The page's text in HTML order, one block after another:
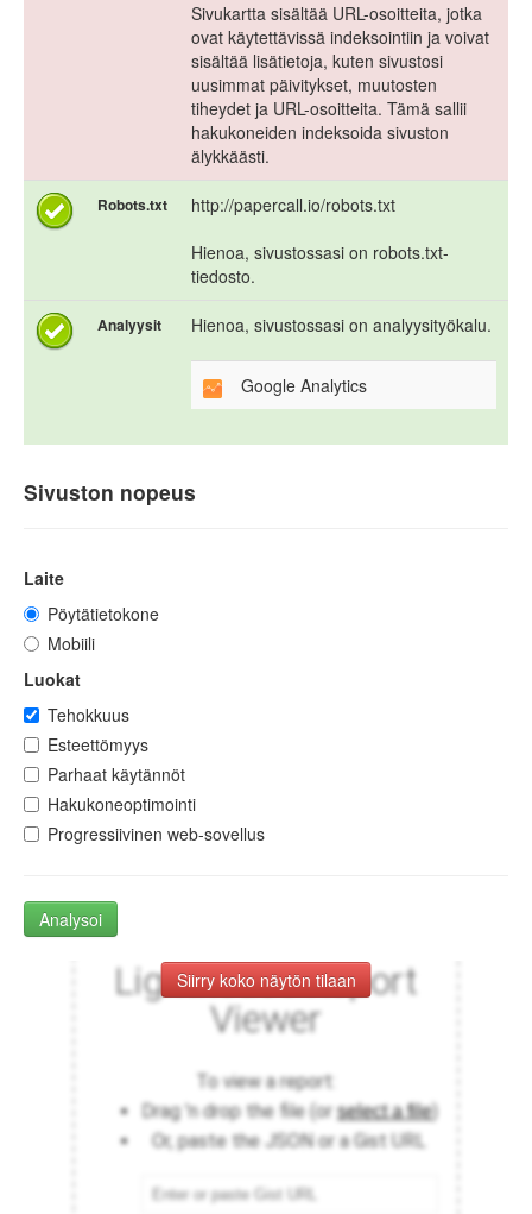
Sivukartta sisältää URL-osoitteita, jotka
ovat käytettävissä indeksointiin ja voivat
sisältää lisätietoja, kuten sivustosi
uusimmat päivitykset, muutosten
tiheydet ja URL-osoitteita. Tämä sallii
hakukoneiden indeksoida sivuston
älykkäästi.
Robots.txt
http://papercall.io/robots.txt
Hienoa, sivustossasi on robots.txt-
tiedosto.
Analyysit Hienoa, sivustossasi on analyysityökalu.
Google Analytics
Sivuston nopeus
Laite
Pöytätietokone
Mobiili
Luokat
Tehokkuus
Esteettömyys
Parhaat käytännöt
Hakukoneoptimointi
Progressiivinen web-sovellus
Analysoi
Siirry koko näytön tilaan